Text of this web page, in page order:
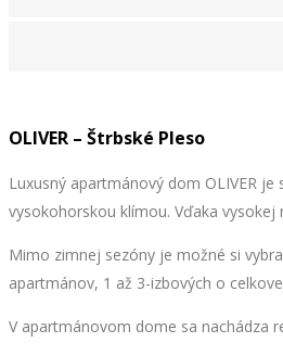
OLIVER – Štrbské Pleso
Luxusný apartmánový dom OLIVER
vysokohorskou klímou. Vďaka vysokej
Mimo zimnej sezóny je možné si
apartmánov, 1 až 3-izbových o
V apartmánovom dome sa nachádza